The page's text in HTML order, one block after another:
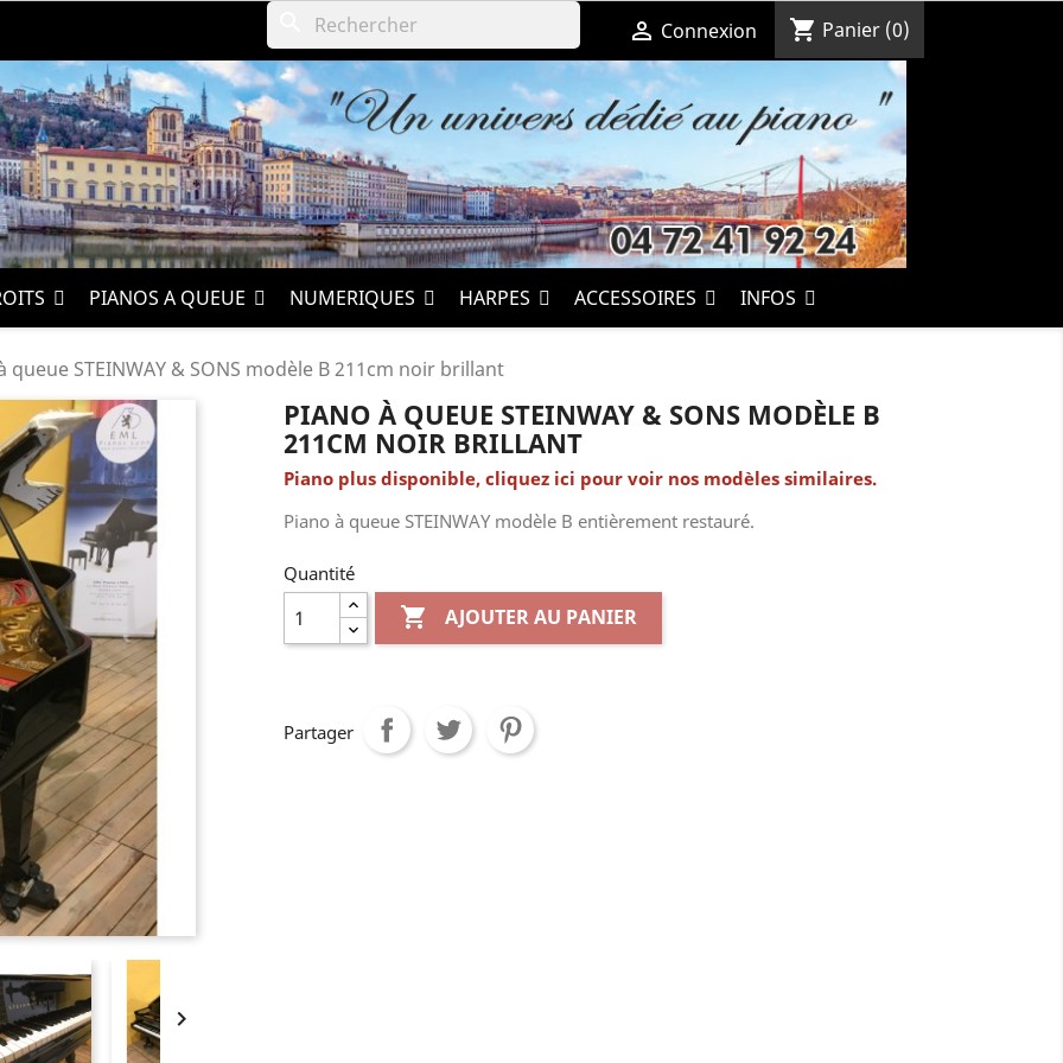
 Connexion shopping_cart Panier (0)
PIANOS A QUEUE NUMERIQUES HARPES ACCESSOIRES INFOS
queue STEINWAY & SONS modèle B 211cm noir brillant

PIANO À QUEUE STEINWAY & SONS MODÈLE B
211CM NOIR BRILLANT
Piano plus disponible, cliquez ici pour voir nos modèles similaires.
Piano à queue STEINWAY modèle B entièrement restauré.
Quantité
 AJOUTER AU PANIER
Partager